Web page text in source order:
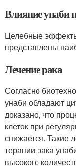
Влияние унаби
Целебные
представлены
Лечение рака
Согласно
унаби обладают
доказано, что
клеток при
снижается. Такие
терапии рака
высокого